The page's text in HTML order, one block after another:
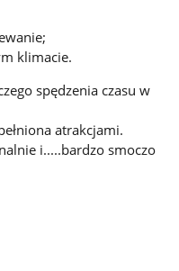
klimacie.
spędzenia czasu w
atrakcjami.
i.....bardzo smoczo